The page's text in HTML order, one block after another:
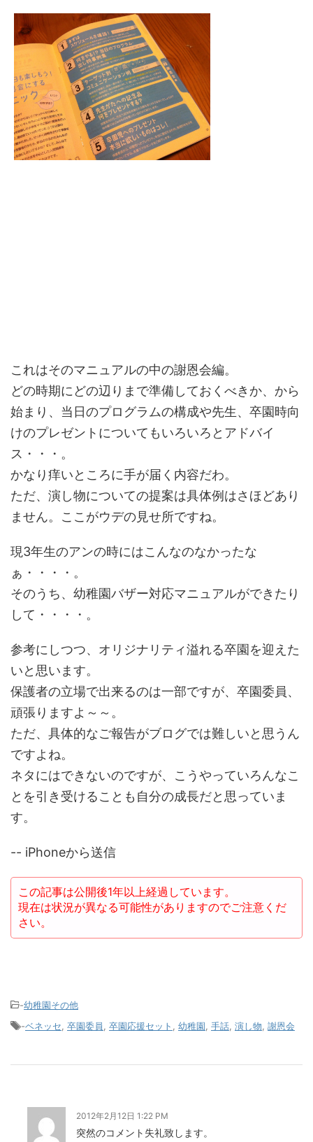
これはそのマニュアルの中の謝恩会編。
どの時期にどの辺りまで準備しておくべきか、から
始まり、当日のプログラムの構成や先生、卒園時向
けのプレゼントについてもいろいろとアドバイ
ス・・・。
かなり痒いところに手が届く内容だわ。
ただ、演し物についての提案は具体例はさほどあり
ません。ここがウデの見せ所ですね。
現3年生のアンの時にはこんなのなかったな
ぁ・・・・。
そのうち、幼稚園バザー対応マニュアルができたり
して・・・・。
参考にしつつ、オリジナリティ溢れる卒園を迎えた
いと思います。
保護者の立場で出来るのは一部ですが、卒園委員、
頑張りますよ～～。
ただ、具体的なご報告がブログでは難しいと思うん
ですよね。
ネタにはできないのですが、こうやっていろんなこ
とを引き受けることも自分の成長だと思っていま
す。
-- iPhoneから送信
この記事は公開後1年以上経過しています。
現在は状況が異なる可能性がありますのでご注意くだ
さい。
-幼稚園その他
-ベネッセ 卒園委員 卒園応援セット 幼稚園 手話 演し物 謝恩会
2012年2月12日 1:22 PM
突然のコメント失礼致します。